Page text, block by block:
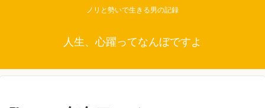
ノリと勢いで生きる男の記録
人生、心躍ってなんぼですよ